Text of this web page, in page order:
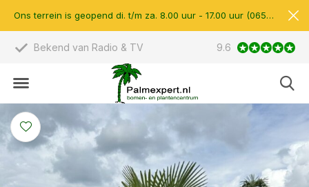
Scherpe prijzen & eigen import 14.000 m2
9.6
Ons terrein is geopend di. t/m za. 8.00 uur - 17.00 uur (0657510597)